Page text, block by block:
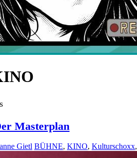
Masterplan
Gietl BÜHNE, KINO, Kulturschoxx,